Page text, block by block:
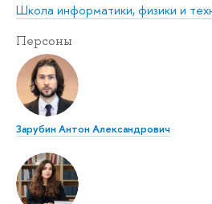
Школа информатики, физики и
Персоны
Зарубин Антон Александрович